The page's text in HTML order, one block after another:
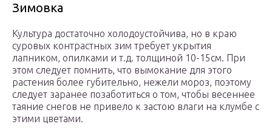
Зимовка
Культура достаточно холодоустойчива, но в краю
суровых контрастных зим требует укрытия
лапником, опилками и т.д. толщиной 10-15см. При
этом следует помнить, что вымокание для этого
растения более губительно, нежели мороз, поэтому
следует заранее позаботиться о том, чтобы весеннее
таяние снегов не привело к застою влаги на клумбе с
этими цветами.